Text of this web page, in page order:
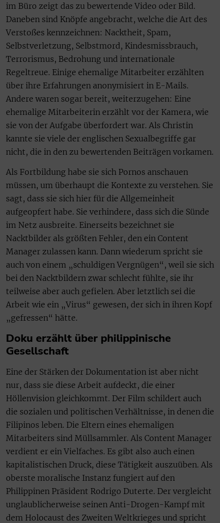
im Büro zeigt das zu bewertende Video oder Bild.
Daneben sind Knöpfe angebracht, welche die Art des
Verstoßes kennzeichnen: Nacktheit, Spam,
Selbstverletzung, Selbstmord, Kindesmissbrauch,
Terrorismus, Bedrohung und internationale
Regeltreue. Einige ehemalige Mitarbeiter erzählten
über ihre Erfahrungen anonymisiert in E-Mails.
Andere waren sogar bereit, weiterzugehen: Eine
ehemalige Mitarbeiterin erzählt vor der Kamera, wie
sie von der Aufgabe überfordert war. Als Christin
kannte sie viele der englischen Sexualbegriffe gar
nicht, die in den zu bewertenden Beiträgen vorkamen.
Als Fortbildung habe sie sich Pornos anschauen
müssen, um überhaupt die Kontexte zu verstehen. Sie
sagt, dass sie sich hier für die Allgemeinheit
aufgeopfert habe. Sie verhindere, dass sich die Sünde
im Netz ausbreite. Einerseits bezeichnet sie
Nacktbilder als größten Fehler, den ein Content
Manager zulassen kann. Dann wiederum spricht sie
auch von einem „schuldigen Vergnügen“, weil sie sich
bei den Nacktbildern zwar schlecht fühlte, sie ihr
teilweise aber auch gefielen. Aber letztlich sei die
Arbeit wie ein „Virus“ gewesen, der sich in ihren Kopf
„gefressen“ hätte.
Doku erzählt über philippinische
Gesellschaft
Eine der Stärken der Dokumentation ist aber nicht
nur, dass sie diese Arbeit aufdeckt, die einer
Höllenvision gleichkommt. Der Film schildert auch
die sozialen und politischen Verhältnisse, in denen die
Filipinos leben. Die Eltern eines ehemaligen
Mitarbeiters sind Müllsammler. Als Content Manager
verdient er ein Vielfaches. Es gibt also auch einen
kapitalistischen Druck, diese Tätigkeit auszuüben. Als
oberste moralische Instanz fungiert auf den
Philippinen Präsident Rodrigo Duterte. Der vergleicht
unglaublicherweise seinen Anti-Drogen-Kampf mit
dem Holocaust des Zweiten Weltkrieges und spricht